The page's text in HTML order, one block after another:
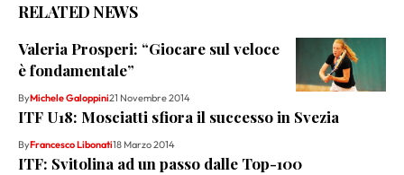
RELATED NEWS
Valeria Prosperi: “Giocare sul veloce
è fondamentale”
ByMichele Galoppini21 Novembre 2014
ITF U18: Mosciatti sfiora il successo in Svezia
ByFrancesco Libonati18 Marzo 2014
ITF: Svitolina ad un passo dalle Top-100